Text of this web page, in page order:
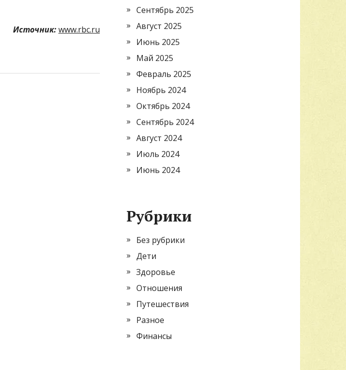
Источник:www.rbc.ru
Сентябрь 2025
Август 2025
Июнь 2025
Май 2025
Февраль 2025
Ноябрь 2024
Октябрь 2024
Сентябрь 2024
Август 2024
Июль 2024
Июнь 2024
Рубрики
Без рубрики
Дети
Здоровье
Отношения
Путешествия
Разное
Финансы